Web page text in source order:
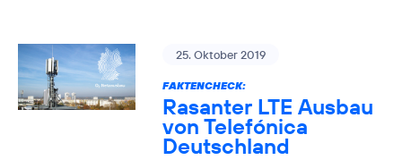
25. Oktober 2019
FAKTENCHECK:
Rasanter LTE Ausbau
von Telefónica
Deutschland